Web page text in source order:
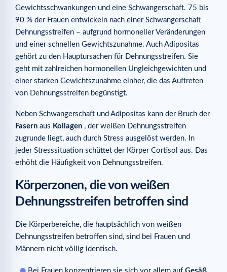
Gewichtsschwankungen und eine Schwangerschaft. 75 bis
90 % der Frauen entwickeln nach einer Schwangerschaft
Dehnungsstreifen – aufgrund hormoneller Veränderungen
und einer schnellen Gewichtszunahme. Auch Adipositas
gehört zu den Hauptursachen für Dehnungsstreifen. Sie
geht mit zahlreichen hormonellen Ungleichgewichten und
einer starken Gewichtszunahme einher, die das Auftreten
von Dehnungsstreifen begünstigt.
Neben Schwangerschaft und Adipositas kann der Bruch der
Fasern aus Kollagen , der weißen Dehnungsstreifen
zugrunde liegt, auch durch Stress ausgelöst werden. In
jeder Stresssituation schüttet der Körper Cortisol aus. Das
erhöht die Häufigkeit von Dehnungsstreifen.
Körperzonen, die von weißen
Dehnungsstreifen betroffen sind
Die Körperbereiche, die hauptsächlich von weißen
Dehnungsstreifen betroffen sind, sind bei Frauen und
Männern nicht völlig identisch.